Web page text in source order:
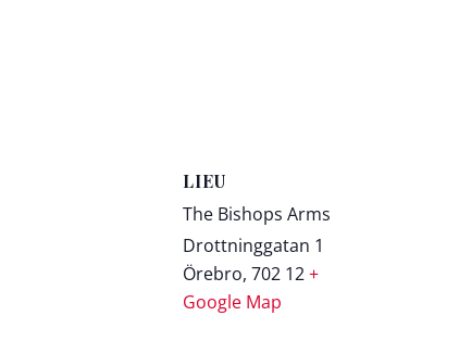
LIEU
The Bishops Arms
Drottninggatan 1
Örebro, 702 12+
Google Map